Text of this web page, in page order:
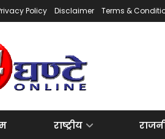
Policy Disclaimer Terms &
राष्ट्रीय